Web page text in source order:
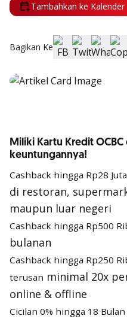
Tambahkan ke Kalender
Bagikan Ke
Miliki Kartu Kredit
keuntungannya!
Cashback hingga Rp28
di restoran,
maupun luar negeri
Cashback hingga Rp500
bulanan
Cashback hingga Rp250
terusan minimal 20x
online & offline
Cicilan 0% hingga 18